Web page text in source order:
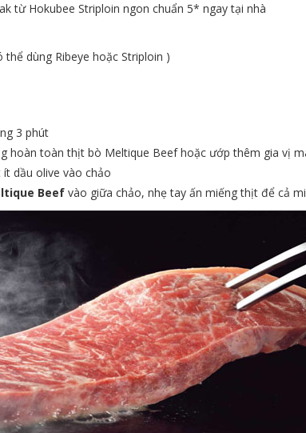
từ Hokubee Striploin ngon chuẩn 5* ngay tại nhà
dùng Ribeye hoặc Striploin )
3 phút
hoàn toàn thịt bò Meltique Beef hoặc ướp thêm gia vị
dầu olive vào chảo
Beef vào giữa chảo, nhẹ tay ấn miếng thịt để cả